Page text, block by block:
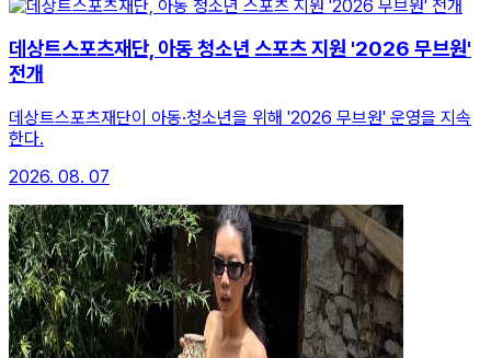
데상트스포츠재단, 아동 청소년 스포츠 지원 '2026 무브원'
전개
데상트스포츠재단이 아동·청소년을 위해 '2026 무브원' 운영을 지속
한다.
2026. 08. 07